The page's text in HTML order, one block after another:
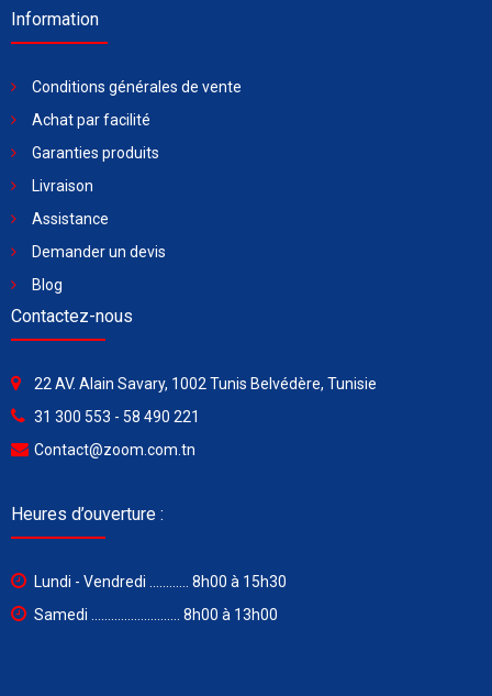
Information
Conditions générales de vente
Achat par facilité
Garanties produits
Livraison
Assistance
Demander un devis
Blog
Contactez-nous
22 AV. Alain Savary, 1002 Tunis Belvédère, Tunisie
31 300 553 - 58 490 221
Contact@zoom.com.tn
Heures d’ouverture :
Lundi - Vendredi ............ 8h00 à 15h30
Samedi ........................... 8h00 à 13h00